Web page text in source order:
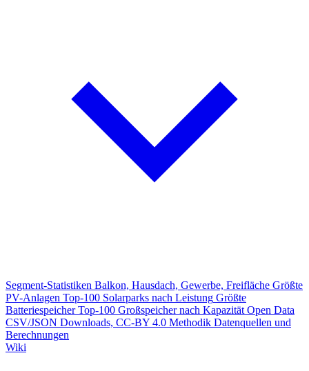
Segment-Statistiken Balkon, Hausdach, Gewerbe, Freifläche Größte
PV-Anlagen Top-100 Solarparks nach Leistung Größte
Batteriespeicher Top-100 Großspeicher nach Kapazität Open Data
CSV/JSON Downloads, CC-BY 4.0 Methodik Datenquellen und
Berechnungen
Wiki